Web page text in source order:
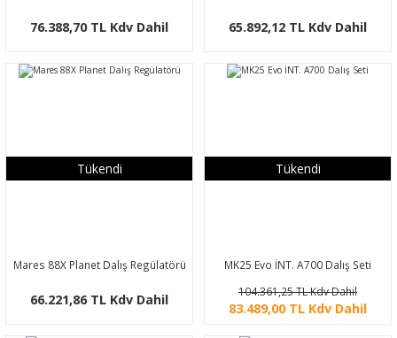
76.388,70 TL Kdv Dahil 65.892,12 TL Kdv Dahil
Tükendi
Mares 88X Planet Dalış Regülatörü
66.221,86 TL Kdv Dahil
Tükendi
MK25 Evo İNT. A700 Dalış Seti
104.361,25 TL Kdv Dahil
83.489,00 TL Kdv Dahil